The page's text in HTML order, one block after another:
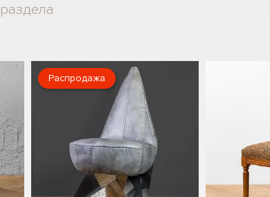
Распродажа